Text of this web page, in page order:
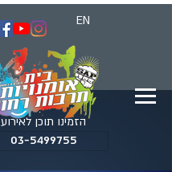
EN
הזמינו תוכן לאירוע
03-5499755